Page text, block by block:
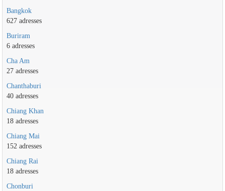
Bangkok
627 adresses
Buriram
6 adresses
Cha Am
27 adresses
Chanthaburi
40 adresses
Chiang Khan
18 adresses
Chiang Mai
152 adresses
Chiang Rai
18 adresses
Chonburi